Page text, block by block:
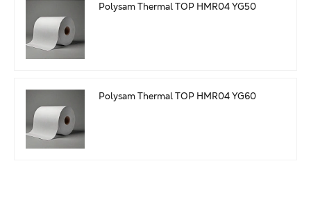
Polysam Thermal TOP HMR04 YG50
Polysam Thermal TOP HMR04 YG60